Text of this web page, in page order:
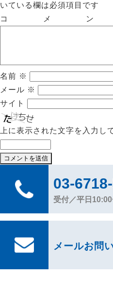
いている欄は必須項目です
コメ
名前 ※
メール ※
サイト
上に表示された文字を入力し
03-
受付／平日
メールお問